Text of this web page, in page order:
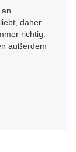
daher
richtig.
außerdem